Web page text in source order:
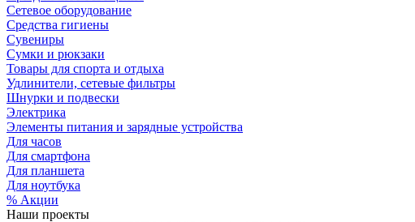
Сетевое оборудование
Средства гигиены
Сувениры
Сумки и рюкзаки
Товары для спорта и отдыха
Удлинители, сетевые фильтры
Шнурки и подвески
Электрика
Элементы питания и зарядные устройства
Для часов
Для смартфона
Для планшета
Для ноутбука
% Акции
Наши проекты